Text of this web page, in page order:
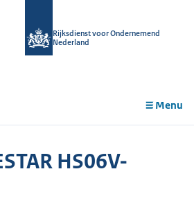
Rijksdienst voor Ondernemend
Nederland
Menu
HS06V-